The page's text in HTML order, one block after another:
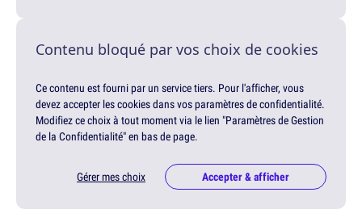
Contenu bloqué par vos choix de cookies
Ce contenu est fourni par un service tiers. Pour l'afficher, vous
devez accepter les cookies dans vos paramètres de confidentialité.
Modifiez ce choix à tout moment via le lien "Paramètres de Gestion
de la Confidentialité" en bas de page.
Gérer mes choix Accepter & afficher